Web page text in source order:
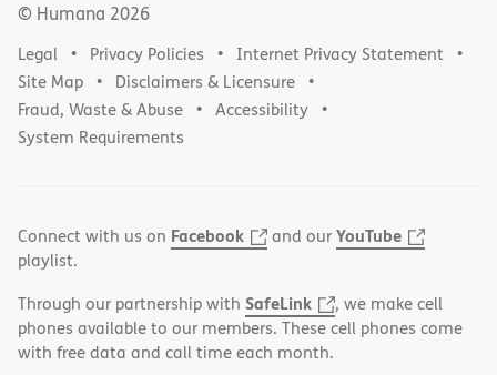
© Humana 2026
Legal Privacy Policies
Internet Privacy Statement
Site Map
Disclaimers & Licensure
Fraud, Waste & Abuse
Accessibility
System Requirements
Connect with us on Facebook and ourYouTube
playlist.
Through our partnership with SafeLink
, we make cell
phones available to our members. These cell phones come
with free data and call time each month.